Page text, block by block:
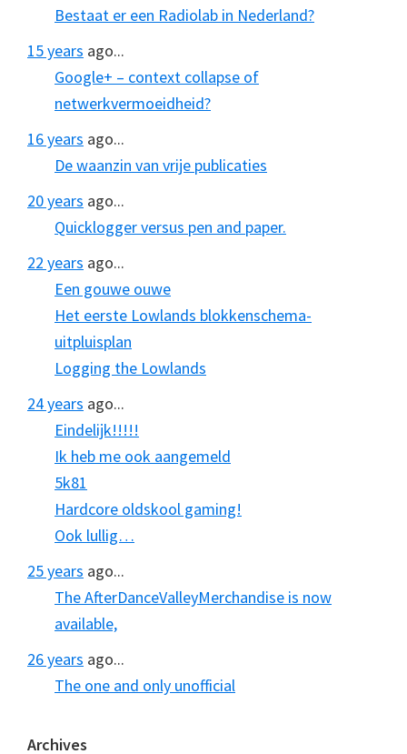
Bestaat er een Radiolab in Nederland?
15 years ago...
Google+ – context collapse of
netwerkvermoeidheid?
16 years ago...
De waanzin van vrije publicaties
20 years ago...
Quicklogger versus pen and paper.
22 years ago...
Een gouwe ouwe
Het eerste Lowlands blokkenschema-
uitpluisplan
Logging the Lowlands
24 years ago...
Eindelijk!!!!!
Ik heb me ook aangemeld
5k81
Hardcore oldskool gaming!
Ook lullig…
25 years ago...
The AfterDanceValleyMerchandise is now
available,
26 years ago...
The one and only unofficial
Archives